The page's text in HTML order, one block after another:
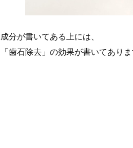
成分が書いてある上には、
「歯石除去」の効果が書いてありま